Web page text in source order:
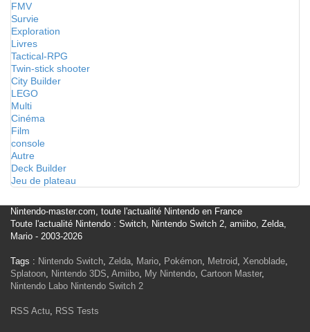
FMV
Survie
Exploration
Livres
Tactical-RPG
Twin-stick shooter
City Builder
LEGO
Multi
Cinéma
Film
console
Autre
Deck Builder
Jeu de plateau
Nintendo-master.com, toute l'actualité Nintendo en France
Toute l'actualité Nintendo : Switch, Nintendo Switch 2, amiibo, Zelda,
Mario - 2003-2026
Tags : Nintendo Switch, Zelda, Mario, Pokémon, Metroid, Xenoblade,
Splatoon, Nintendo 3DS, Amiibo, My Nintendo, Cartoon Master,
Nintendo Labo Nintendo Switch 2
RSS Actu, RSS Tests